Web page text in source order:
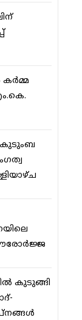
കര്‍മ്മ
കുടുംബ
കുടുങ്ങി